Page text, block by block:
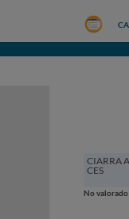
CIARRA
CES
No valorado